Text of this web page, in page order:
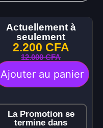
Actuellement à
seulement
2.200 CFA
12.000CFA
Ajouter au panier
La Promotion se
termine dans